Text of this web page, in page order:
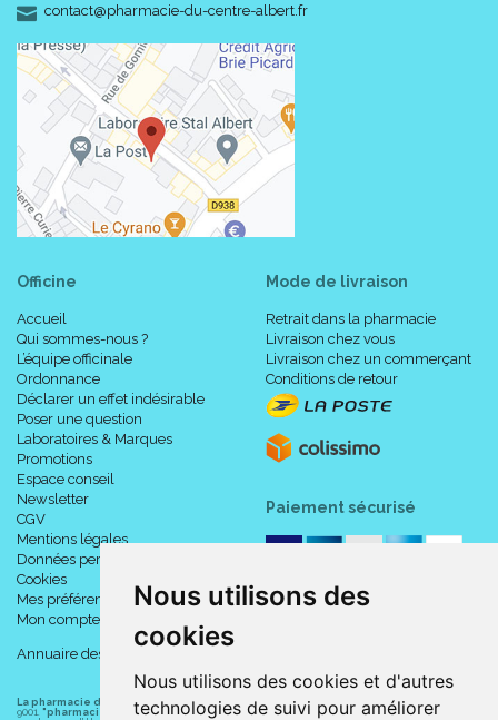
Nous utilisons des
cookies
Nous utilisons des cookies et d'autres
technologies de suivi pour améliorer
contact-
@-
pharmacie-du-centre-albert.fr
Officine
Accueil
Qui sommes-nous ?
L’équipe officinale
Ordonnance
Déclarer un effet indésirable
Poser une question
Laboratoires & Marques
Promotions
Espace conseil
Newsletter
CGV
Mentions légales
Données personnelles
Cookies
Mes préférences Cookies
Mon compte
Annuaire des pharmacies
Mode de livraison
Retrait dans la pharmacie
Livraison chez vous
Livraison chez un commerçant
Conditions de retour
Paiement sécurisé
La pharmacie du centre à Albert
(80300) est une pharmacie française certifiée ISO
9001. "pharmacie-du-centre-albert.fr " est le site internet de la pharmacie du centre